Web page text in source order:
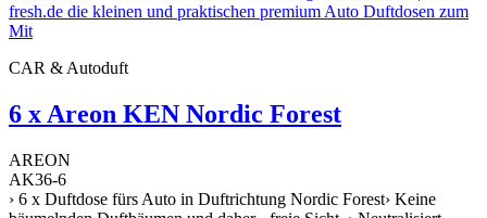
CAR & Autoduft
6 x Areon KEN Nordic Forest
AREON
AK36-6
› 6 x Duftdose fürs Auto in Duftrichtung Nordic Forest› Keine